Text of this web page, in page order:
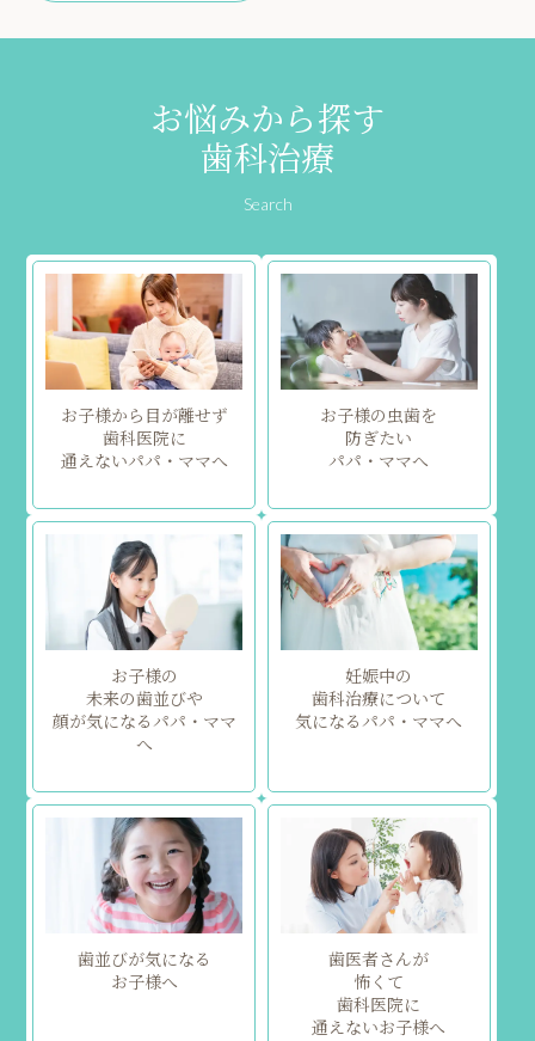
お悩みから探す
歯科治療
Search
お子様から目が離せず
歯科医院に
通えないパパ・ママへ
お子様の虫歯を
防ぎたい
パパ・ママへ
お子様の
未来の歯並びや
顔が気になるパパ・ママ
へ
妊娠中の
歯科治療について
気になるパパ・ママへ
歯並びが気になる
お子様へ
歯医者さんが
怖くて
歯科医院に
通えないお子様へ